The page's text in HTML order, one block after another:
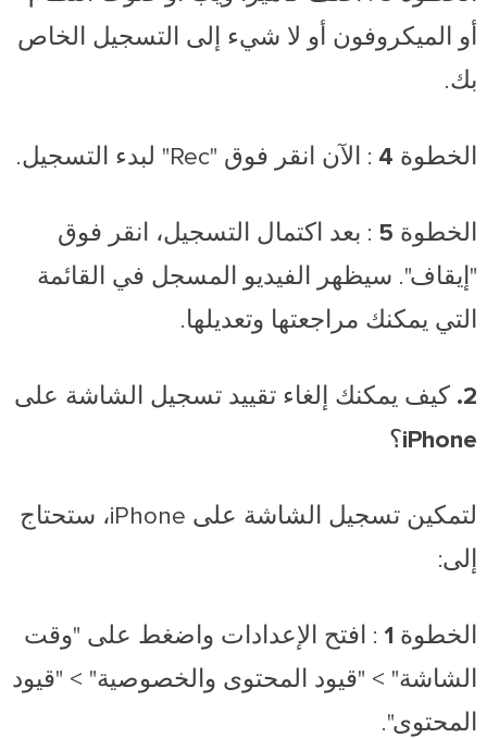
أو الميكروفون أو لا شيء إلى التسجيل الخاص
بك.
الخطوة 4 : الآن انقر فوق "Rec" لبدء التسجيل.
الخطوة 5
: بعد اكتمال التسجيل، انقر فوق
"إيقاف". سيظهر الفيديو المسجل في القائمة
التي يمكنك مراجعتها وتعديلها.
2. كيف يمكنك إلغاء تقييد تسجيل الشاشة على
iPhone؟
لتمكين تسجيل الشاشة على iPhone، ستحتاج
إلى:
الخطوة 1
: افتح الإعدادات واضغط على "وقت
الشاشة" > "قيود المحتوى والخصوصية" > "قيود
المحتوى".